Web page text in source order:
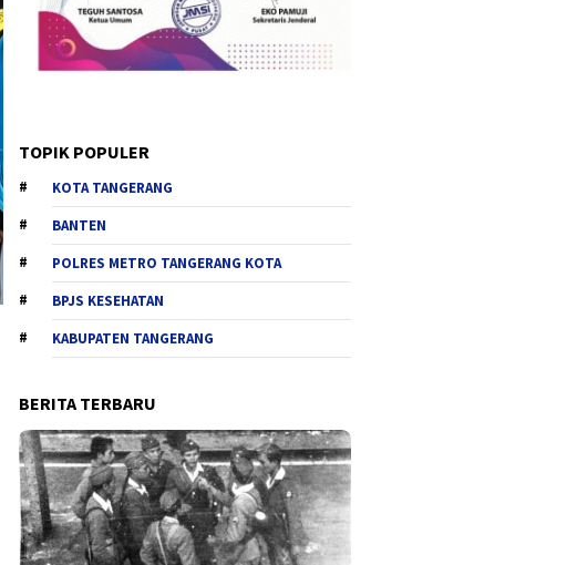
TOPIK POPULER
KOTA TANGERANG
BANTEN
POLRES METRO TANGERANG KOTA
BPJS KESEHATAN
KABUPATEN TANGERANG
BERITA TERBARU